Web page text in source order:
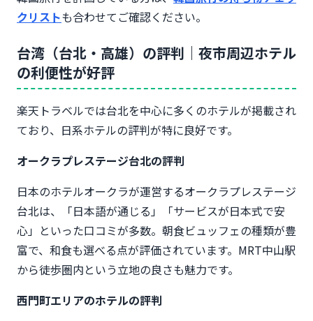
クリストも合わせてご確認ください。
台湾（台北・高雄）の評判｜夜市周辺ホテル
の利便性が好評
楽天トラベルでは台北を中心に多くのホテルが掲載され
ており、日系ホテルの評判が特に良好です。
オークラプレステージ台北の評判
日本のホテルオークラが運営するオークラプレステージ
台北は、「日本語が通じる」「サービスが日本式で安
心」といった口コミが多数。朝食ビュッフェの種類が豊
富で、和食も選べる点が評価されています。MRT中山駅
から徒歩圏内という立地の良さも魅力です。
西門町エリアのホテルの評判